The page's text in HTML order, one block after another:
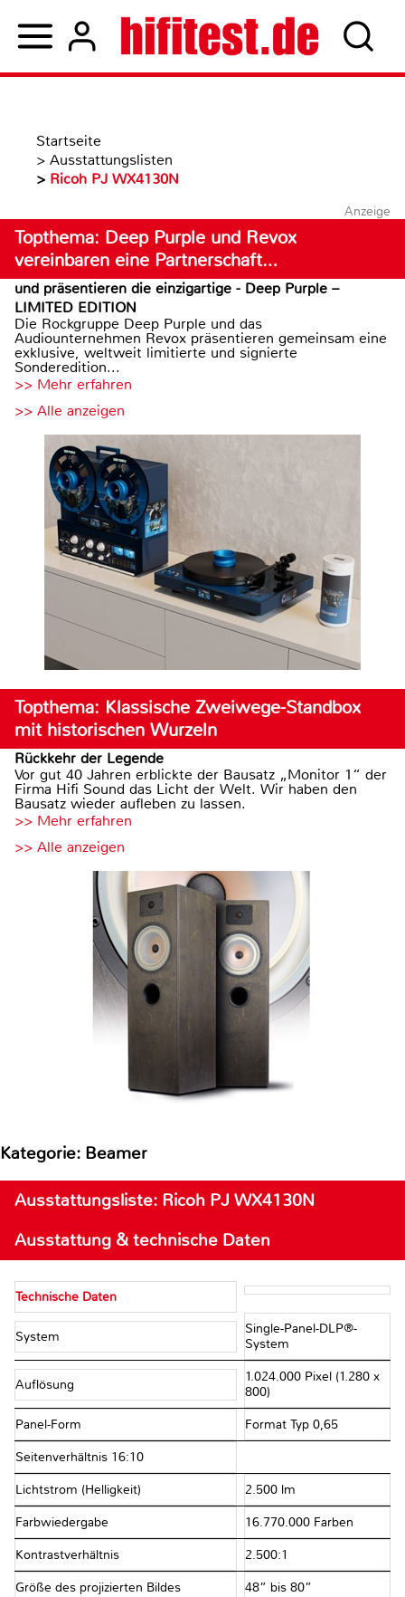
Startseite
> Ausstattungslisten
> Ricoh PJ WX4130N
Anzeige
Topthema: Deep Purple und Revox
vereinbaren eine Partnerschaft…
und präsentieren die einzigartige - Deep Purple –
LIMITED EDITION
Die Rockgruppe Deep Purple und das
Audiounternehmen Revox präsentieren gemeinsam eine
exklusive, weltweit limitierte und signierte
Sonderedition...
>> Mehr erfahren
>> Alle anzeigen
Topthema: Klassische Zweiwege-Standbox
mit historischen Wurzeln
Rückkehr der Legende
Vor gut 40 Jahren erblickte der Bausatz „Monitor 1“ der
Firma Hifi Sound das Licht der Welt. Wir haben den
Bausatz wieder aufleben zu lassen.
>> Mehr erfahren
>> Alle anzeigen
Kategorie: Beamer
Ausstattungsliste: Ricoh PJ WX4130N
Ausstattung & technische Daten
Technische Daten
System
Single-Panel-DLP®-
System
Auflösung
1.024.000 Pixel (1.280 x
800)
Panel-Form Format Typ 0,65
Seitenverhältnis 16:10
Lichtstrom (Helligkeit) 2.500 lm
Farbwiedergabe 16.770.000 Farben
Kontrastverhältnis 2.500:1
Größe des projizierten Bildes 48” bis 80”